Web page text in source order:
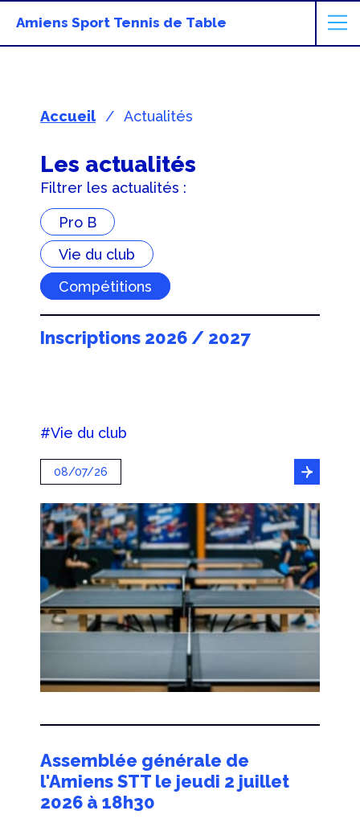
Amiens Sport Tennis de Table
Accueil Actualités
Les actualités
Filtrer les actualités :
Pro B
Vie du club
Compétitions
Inscriptions 2026 / 2027
#Vie du club
08/07/26
Assemblée générale de
l'Amiens STT le jeudi 2 juillet
2026 à 18h30